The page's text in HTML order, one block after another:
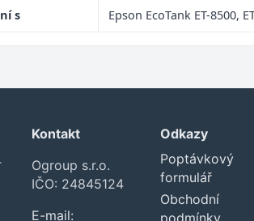
s Epson EcoTank ET-8500,
Kontakt
Ogroup s.r.o.
IČO: 24845124
E-mail:
Odkazy
Poptávkový
formulář
Obchodní